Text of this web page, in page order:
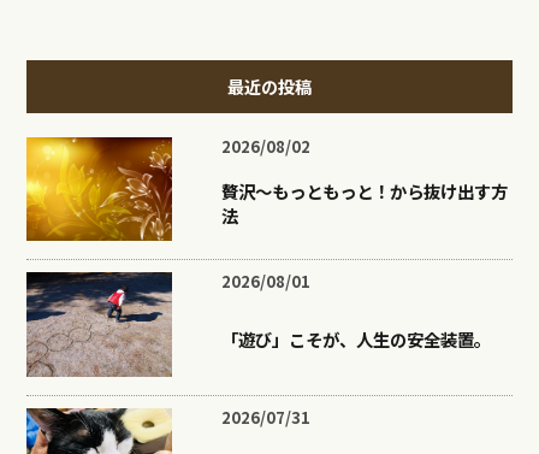
最近の投稿
2026/08/02
贅沢〜もっともっと！から抜け出す方
法
2026/08/01
「遊び」こそが、人生の安全装置。
2026/07/31